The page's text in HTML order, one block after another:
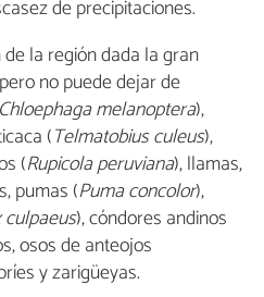
de precipitaciones.
la región dada la gran
no puede dejar de
Chloephaga melanoptera),
(Telmatobius culeus),
(Rupicola peruviana), llamas,
pumas (Puma concolor),
), cóndores andinos
osos de anteojos
y zarigüeyas.